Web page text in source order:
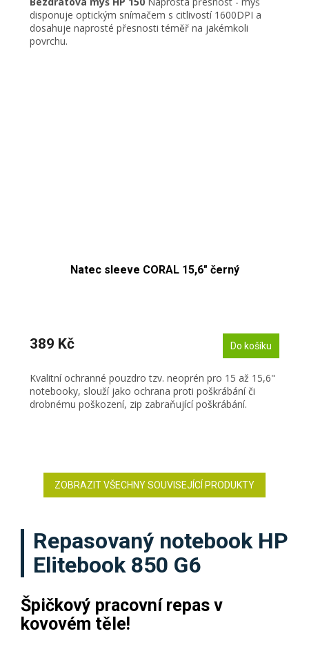
disponuje optickým snímačem s citlivostí 1600DPI a
dosahuje naprosté přesnosti téměř na jakémkoli
povrchu.
Natec sleeve CORAL 15,6" černý
389 Kč Do košíku
Kvalitní ochranné pouzdro tzv. neoprén pro 15 až 15,6"
notebooky, slouží jako ochrana proti poškrábání či
drobnému poškození, zip zabraňující poškrábání.
ZOBRAZIT VŠECHNY SOUVISEJÍCÍ PRODUKTY
Repasovaný notebook HP
Elitebook 850 G6
Špičkový pracovní repas v
kovovém těle!